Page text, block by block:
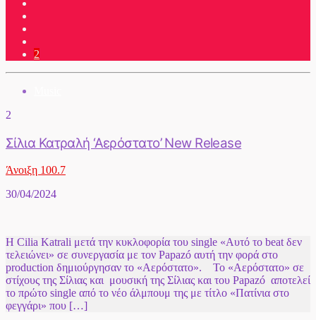
2
2
Σίλια Κατραλή ‘Αερόστατο’ New Release
Άνοιξη 100.7
30/04/2024
Η Cilia Katrali μετά την κυκλοφορία του single «Αυτό το beat δεν
τελειώνει» σε συνεργασία με τον Papazó αυτή την φορά στο
production δημιούργησαν το «Αερόστατο». Το «Αερόστατο» σε
στίχους της Σίλιας και μουσική της Σίλιας και του Papazó αποτελεί
το πρώτο single από το νέο άλμπουμ της με τίτλο «Πατίνια στο
φεγγάρι» που […]